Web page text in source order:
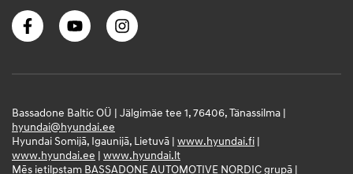
Bassadone Baltic OÜ | Jälgimäe tee 1, 76406, Tänassilma |
hyundai@hyundai.ee
Hyundai Somijā, Igaunijā, Lietuvā | www.hyundai.fi |
www.hyundai.ee | www.hyundai.lt
Mēs ietilpstam BASSADONE AUTOMOTIVE NORDIC grupā |